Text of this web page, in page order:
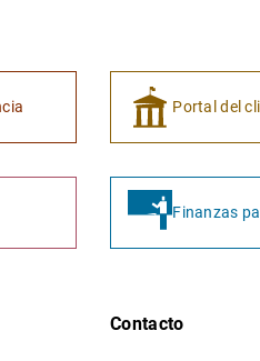
Portal del
Finanzas
Contacto